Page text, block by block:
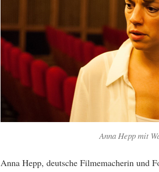
Anna Hepp mit
Anna Hepp, deutsche Filmemacherin und